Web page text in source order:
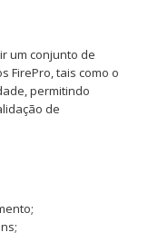
um conjunto de
FirePro, tais como o
permitindo
de